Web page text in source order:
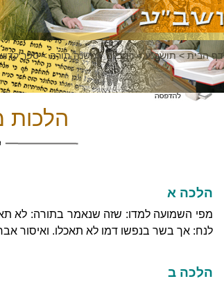
דף הבית >תושב"ע >רמב"ם - משנה תורה>ספר
הלכות
הלכה א
מפי השמועה למדו: שזה שנאמר בתורה: לא
לנח: אך בשר בנפשו דמו לא תאכלו. ואיסור
הלכה ב